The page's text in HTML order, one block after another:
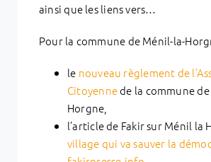
ainsi que les liens vers…
Pour la commune de Ménil-la-
le nouveau règlement de
Citoyennede la commune
Horgne,
l’article de Fakir sur Ménil la
village qui va sauver la